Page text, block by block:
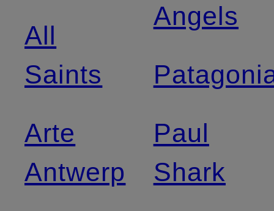
All
Saints
Arte
Antwerp
Angels
Paul
Shark